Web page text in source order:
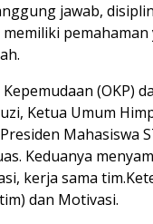
jawab,
(OKP)
Ketua Umum
Mahasiswa
Keduanya
kerja sama
dan Motivasi.